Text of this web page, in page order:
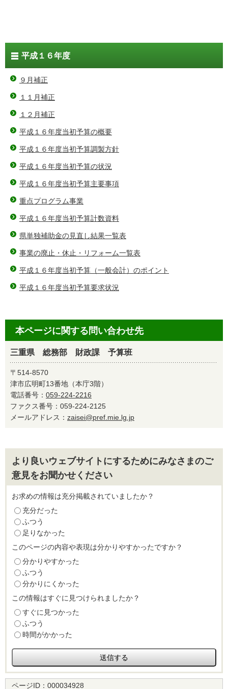
平成１６年度
９月補正
１１月補正
１２月補正
平成１６年度当初予算の概要
平成１６年度当初予算調製方針
平成１６年度当初予算の状況
平成１６年度当初予算主要事項
重点プログラム事業
平成１６年度当初予算計数資料
県単独補助金の見直し結果一覧表
事業の廃止・休止・リフォーム一覧表
平成１６年度当初予算（一般会計）のポイント
平成１６年度当初予算要求状況
本ページに関する問い合わせ先
三重県 総務部 財政課 予算班
〒514-8570
津市広明町13番地（本庁3階）
電話番号： 059-224-2216
ファクス番号：059-224-2125
メールアドレス： zaisei@pref.mie.lg.jp
より良いウェブサイトにするためにみなさまのご
意見をお聞かせください
お求めの情報は充分掲載されていましたか？
充分だった
ふつう
足りなかった
このページの内容や表現は分かりやすかったですか？
分かりやすかった
ふつう
分かりにくかった
この情報はすぐに見つけられましたか？
すぐに見つかった
ふつう
時間がかかった
ページID： 000034928